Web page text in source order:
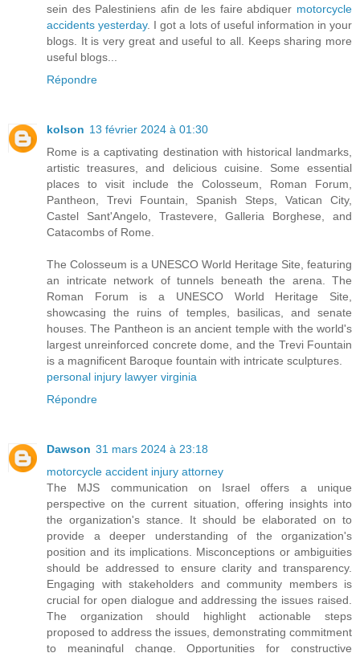
sein des Palestiniens afin de les faire abdiquer motorcycle
accidents yesterday. I got a lots of useful information in your
blogs. It is very great and useful to all. Keeps sharing more
useful blogs...
Répondre
kolson 13 février 2024 à 01:30
Rome is a captivating destination with historical landmarks,
artistic treasures, and delicious cuisine. Some essential
places to visit include the Colosseum, Roman Forum,
Pantheon, Trevi Fountain, Spanish Steps, Vatican City,
Castel Sant'Angelo, Trastevere, Galleria Borghese, and
Catacombs of Rome.
The Colosseum is a UNESCO World Heritage Site, featuring
an intricate network of tunnels beneath the arena. The
Roman Forum is a UNESCO World Heritage Site,
showcasing the ruins of temples, basilicas, and senate
houses. The Pantheon is an ancient temple with the world's
largest unreinforced concrete dome, and the Trevi Fountain
is a magnificent Baroque fountain with intricate sculptures.
personal injury lawyer virginia
Répondre
Dawson 31 mars 2024 à 23:18
motorcycle accident injury attorney
The MJS communication on Israel offers a unique
perspective on the current situation, offering insights into
the organization's stance. It should be elaborated on to
provide a deeper understanding of the organization's
position and its implications. Misconceptions or ambiguities
should be addressed to ensure clarity and transparency.
Engaging with stakeholders and community members is
crucial for open dialogue and addressing the issues raised.
The organization should highlight actionable steps
proposed to address the issues, demonstrating commitment
to meaningful change. Opportunities for constructive